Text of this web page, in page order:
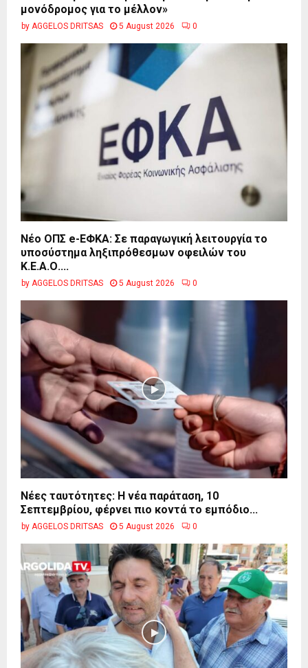
μονόδρομος για το μέλλον»
by AGGELOS DRITSAS 5 August 2026 0
Νέο ΟΠΣ e-ΕΦΚΑ: Σε παραγωγική λειτουργία το
υποσύστημα ληξιπρόθεσμων οφειλών του
Κ.Ε.Α.Ο....
by AGGELOS DRITSAS 5 August 2026 0
Νέες ταυτότητες: Η νέα παράταση, 10
Σεπτεμβρίου, φέρνει πιο κοντά το εμπόδιο...
by AGGELOS DRITSAS 5 August 2026 0